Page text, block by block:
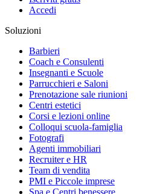
Accedi
Soluzioni
Barbieri
Coach e Consulenti
Insegnanti e Scuole
Parrucchieri e Saloni
Prenotazione sale riunioni
Centri estetici
Corsi e lezioni online
Colloqui scuola-famiglia
Fotografi
Agenti immobiliari
Recruiter e HR
Team di vendita
PMI e Piccole imprese